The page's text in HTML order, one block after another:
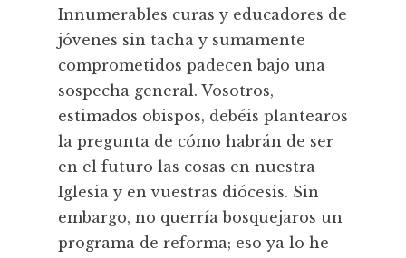
Innumerables curas y educadores de
jóvenes sin tacha y sumamente
comprometidos padecen bajo una
sospecha general. Vosotros,
estimados obispos, debéis plantearos
la pregunta de cómo habrán de ser
en el futuro las cosas en nuestra
Iglesia y en vuestras diócesis. Sin
embargo, no querría bosquejaros un
programa de reforma; eso ya lo he